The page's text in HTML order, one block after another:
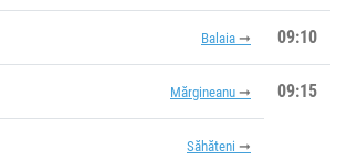
Balaia 09:10
Mărgineanu 09:15
Săhăteni